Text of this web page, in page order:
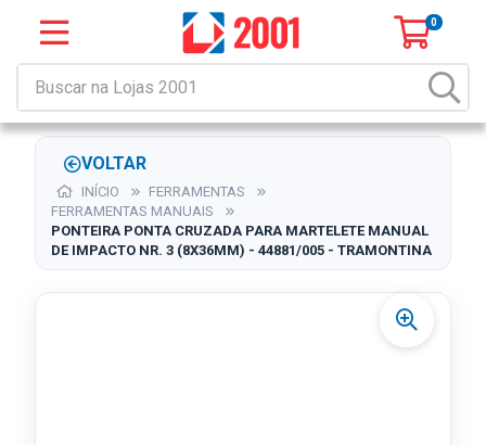
0
VOLTAR
INÍCIO
FERRAMENTAS
FERRAMENTAS MANUAIS
PONTEIRA PONTA CRUZADA PARA MARTELETE MANUAL
DE IMPACTO NR. 3 (8X36MM) - 44881/005 - TRAMONTINA